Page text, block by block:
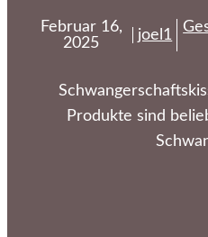
Februar 16,
2025
joel1
Produkte sind